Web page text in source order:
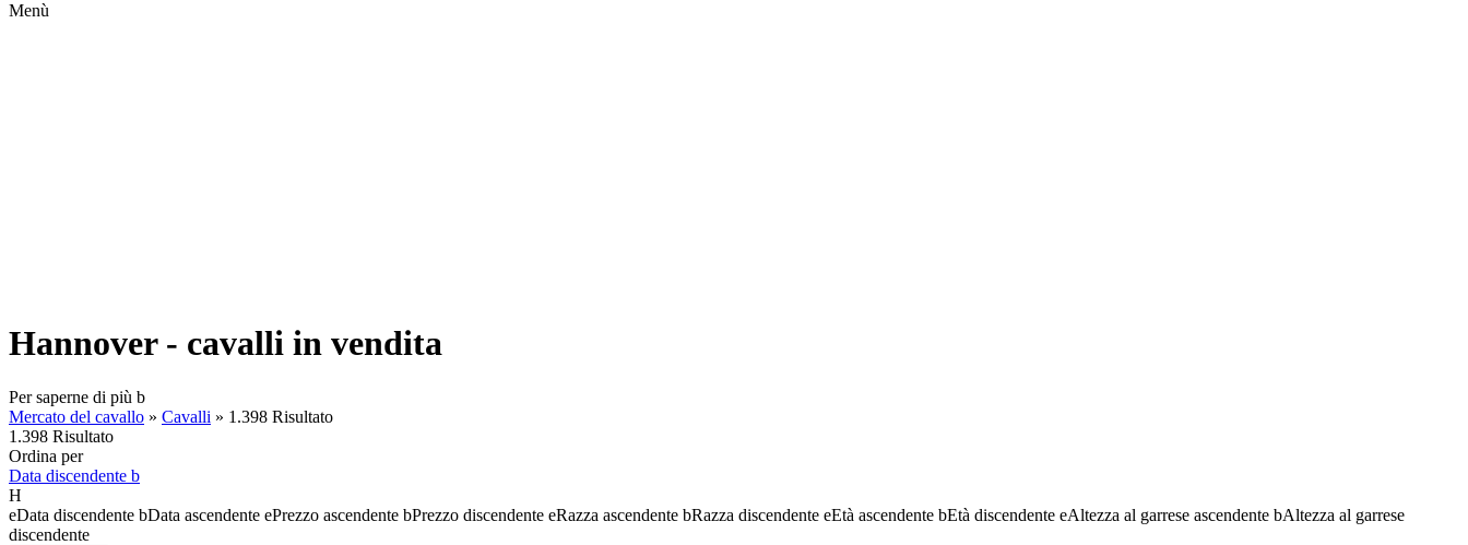
Menù
Hannover - cavalli in vendita
Per saperne di più b
Mercato del cavallo » Cavalli » 1.398 Risultato
1.398 Risultato
Ordina per
Data discendente b
H
eData discendente bData ascendente ePrezzo ascendente bPrezzo discendente eRazza ascendente bRazza discendente eEtà ascendente bEtà discendente eAltezza al garrese ascendente bAltezza al garrese
discendente